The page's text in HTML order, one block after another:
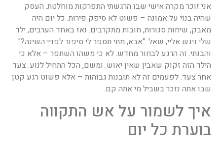
אני זוכר מקרה אישי שבו הרגשתי התפרקות מוחלטת. העסק
שהיה בנוי על אמונה – פשוט לא סיפק פירות. כל יום היה
מאבק, שיחות סגורות, חובות מתקרבים. ואז באחד הערבים, ילד
שלי ניגש אליי, שאל: "אבא, מתי תספר לי סיפור לפניי השינה?".
והבנתי. זה הרגע לבחור מחדש. לא כי משהו השתפר – אלא כי
הילד הזה זקוק שאבין שאין יאוש. ומשם, הכל התחיל לנוע. צעד
אחר צעד. לפעמים זה לא תובנות גבוהות – אלא פשוט רגע קטן
שבו אתה נזכר בשביל מי אתה קם.
איך לשמור על אש התקווה
בוערת כל יום